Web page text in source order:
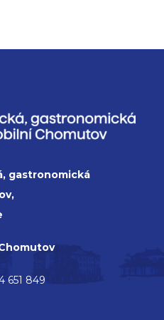
gastronomická
651 849